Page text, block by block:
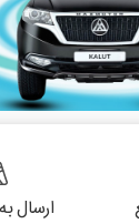
ارسال